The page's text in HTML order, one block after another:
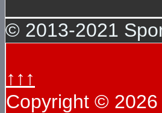
© 2013-2021
↑↑↑
Copyright © 2026